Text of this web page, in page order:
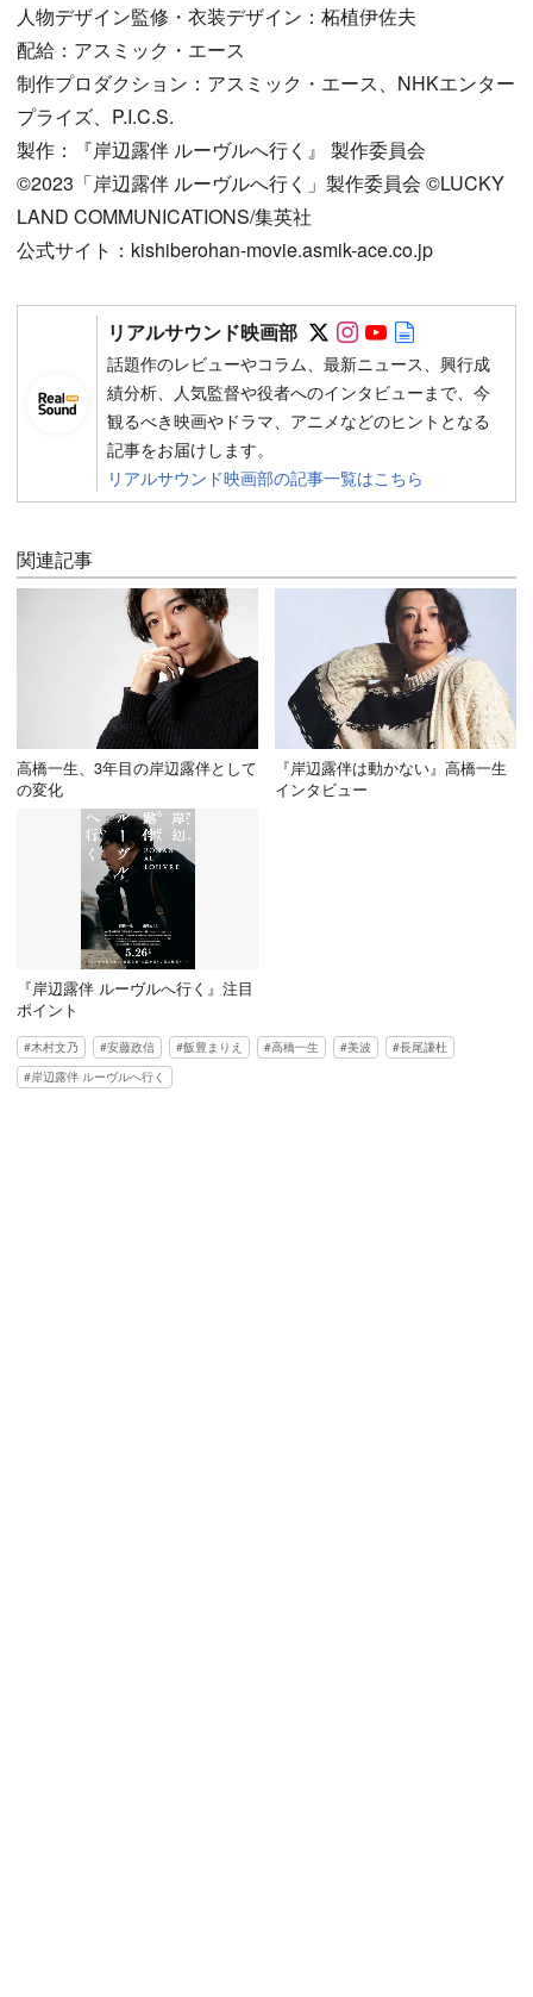
人物デザイン監修・衣装デザイン：柘植伊佐夫
配給：アスミック・エース
制作プロダクション：アスミック・エース、NHKエンター
プライズ、P.I.C.S.
製作：『岸辺露伴 ルーヴルへ行く』 製作委員会
©2023「岸辺露伴 ルーヴルへ行く」製作委員会 ©LUCKY
LAND COMMUNICATIONS/集英社
公式サイト：kishiberohan-movie.asmik-ace.co.jp
リアルサウンド映画部 Follow on SNS
Follow on SNS
Follow on
話題作のレビューやコラム、最新ニュース、興行成
績分析、人気監督や役者へのインタビューまで、今
観るべき映画やドラマ、アニメなどのヒントとなる
記事をお届けします。
リアルサウンド映画部の記事一覧はこちら
関連記事
高橋一生、3年目の岸辺露伴として
の変化
『岸辺露伴は動かない』高橋一生
インタビュー
『岸辺露伴 ルーヴルへ行く』注目
ポイント
木村文乃 安藤政信 飯豊まりえ 高橋一生 美波
長尾謙杜
岸辺露伴 ルーヴルへ行く